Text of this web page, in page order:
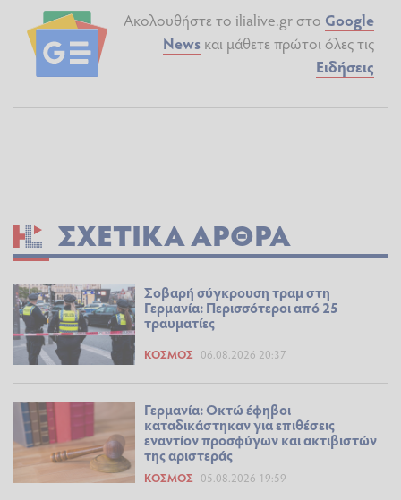
Ακολουθήστε το ilialive.gr στο Google
News και μάθετε πρώτοι όλες τις
Ειδήσεις
ΣΧΕΤΙΚΆ ΆΡΘΡΑ
Σοβαρή σύγκρουση τραμ στη
Γερμανία: Περισσότεροι από 25
τραυματίες
ΚΌΣΜΟΣ 06.08.2026 20:37
Γερμανία: Οκτώ έφηβοι
καταδικάστηκαν για επιθέσεις
εναντίον προσφύγων και ακτιβιστών
της αριστεράς
ΚΌΣΜΟΣ 05.08.2026 19:59